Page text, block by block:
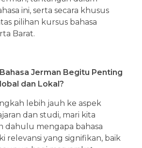
ini, serta secara khusus
pilihan kursus bahasa
Barat.
Jerman Begitu Penting
dan Lokal?
lebih jauh ke aspek
dan studi, mari kita
dahulu mengapa bahasa
relevansi yang signifikan, baik